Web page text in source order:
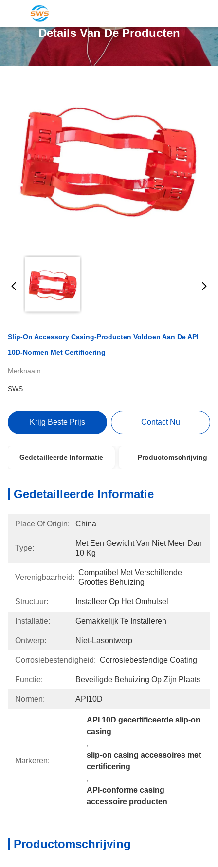
Details Van De Producten
Slip-On Accessory Casing-Producten Voldoen Aan De API
10D-Normen Met Certificering
Merknaam:
SWS
Krijg Beste Prijs Contact Nu
Gedetailleerde Informatie Productomschrijving
Gedetailleerde Informatie
Place Of Origin: China
Type:
Met Een Gewicht Van Niet Meer Dan
10 Kg
Verenigbaarheid:
Compatibel Met Verschillende
Groottes Behuizing
Structuur: Installeer Op Het Omhulsel
Installatie: Gemakkelijk Te Installeren
Ontwerp: Niet-Lasontwerp
Corrosiebestendigheid: Corrosiebestendige Coating
Functie: Beveiligde Behuizing Op Zijn Plaats
Normen: API10D
Markeren:
API 10D gecertificeerde slip-on
casing
,
slip-on casing accessoires met
certificering
,
API-conforme casing
accessoire producten
Productomschrijving